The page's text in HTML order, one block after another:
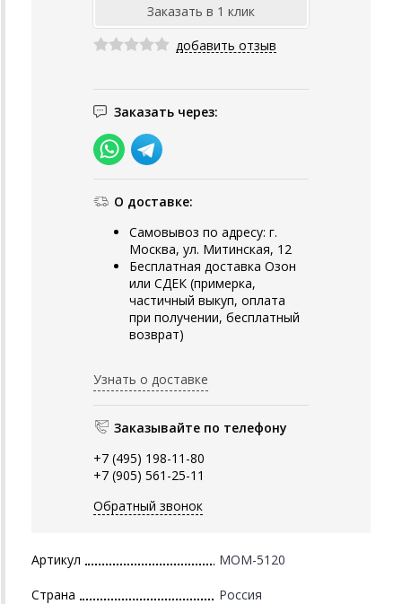
добавить отзыв
Заказать через:
О доставке:
Самовывоз по адресу: г.
Москва, ул. Митинская, 12
Бесплатная доставка Озон
или СДЕК (примерка,
частичный выкуп, оплата
при получении, бесплатный
возврат)
Узнать о доставке
Заказывайте по телефону
+7 (495) 198-11-80
+7 (905) 561-25-11
Обратный звонок
Артикул MOM-5120
Страна Россия